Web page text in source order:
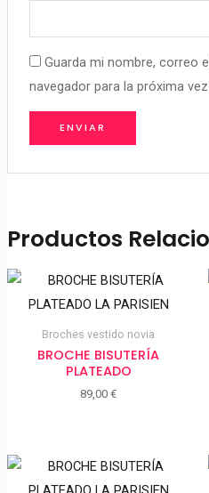
Guarda mi nombre, correo
navegador para la próxima
Productos
Broches vestido novia
BROCHE BISUTERÍA
PLATEADO
89,00€